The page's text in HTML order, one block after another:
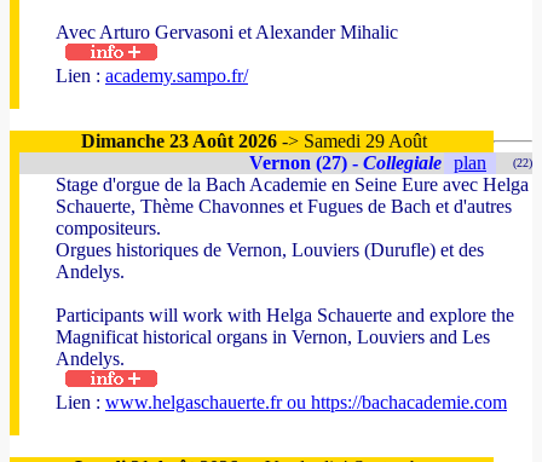
Avec Arturo Gervasoni et Alexander Mihalic
Lien : academy.sampo.fr/
Dimanche 23 Août 2026 -> Samedi 29 Août
Vernon (27) - Collegiale plan (22)
Stage d'orgue de la Bach Academie en Seine Eure avec Helga
Schauerte, Thème Chavonnes et Fugues de Bach et d'autres
compositeurs.
Orgues historiques de Vernon, Louviers (Durufle) et des
Andelys.
Participants will work with Helga Schauerte and explore the
Magnificat historical organs in Vernon, Louviers and Les
Andelys.
Lien : www.helgaschauerte.fr ou https://bachacademie.com